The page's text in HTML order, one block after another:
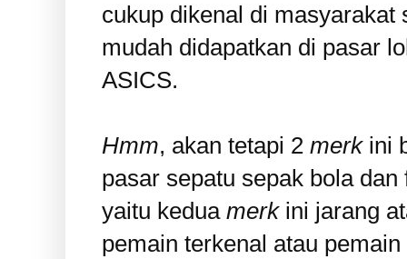
cukup dikenal di masyarakat
mudah didapatkan di pasar
ASICS.
Hmm, akan tetapi 2 merkini
pasar sepatu sepak bola
yaitu kedua merkini jarang
pemain terkenal atau